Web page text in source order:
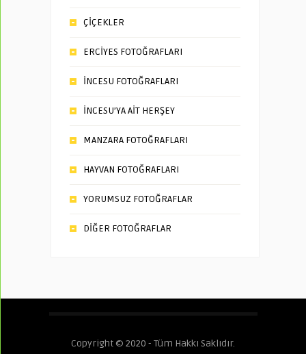
ÇİÇEKLER
ERCİYES FOTOĞRAFLARI
İNCESU FOTOĞRAFLARI
İNCESU’YA AİT HERŞEY
MANZARA FOTOĞRAFLARI
HAYVAN FOTOĞRAFLARI
YORUMSUZ FOTOĞRAFLAR
DİĞER FOTOĞRAFLAR
Copyright © 2020 - Tüm Hakkı Saklıdır.